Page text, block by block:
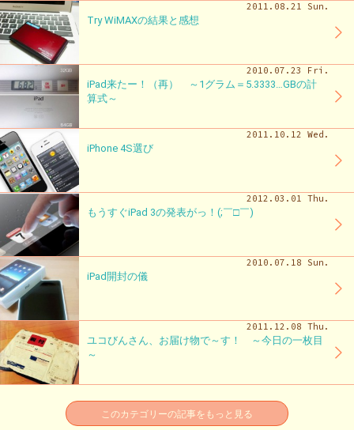
2011.08.21 Sun.
Try WiMAXの結果と感想
2010.07.23 Fri.
iPad来たー！（再） ～1グラム＝5.3333…GBの計
算式～
2011.10.12 Wed.
iPhone 4S選び
2012.03.01 Thu.
もうすぐiPad 3の発表がっ！(;￣□￣)
2010.07.18 Sun.
iPad開封の儀
2011.12.08 Thu.
ユコびんさん、お届け物で～す！ ～今日の一枚目
～
このカテゴリーの記事をもっと見る